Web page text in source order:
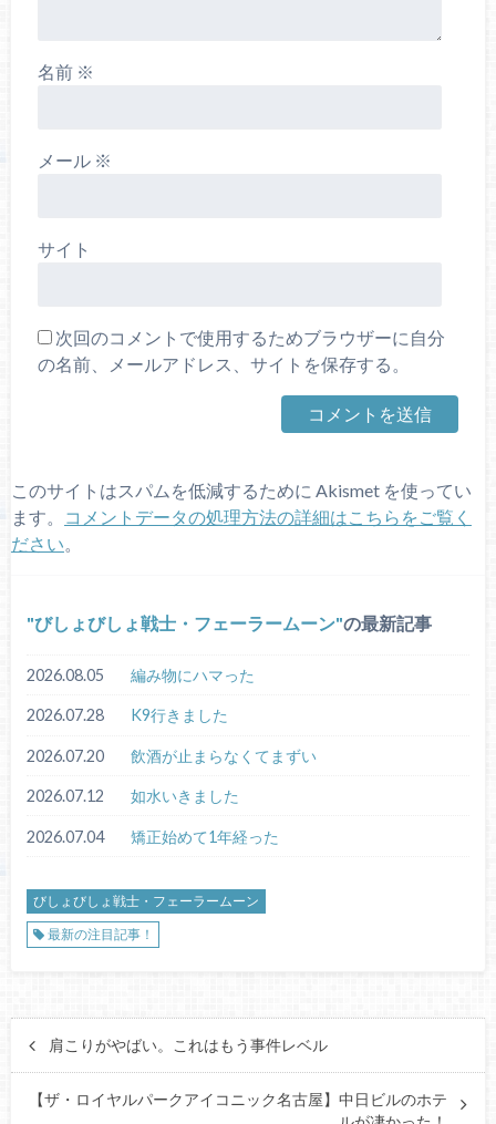
名前 ※
メール ※
サイト
次回のコメントで使用するためブラウザーに自分
の名前、メールアドレス、サイトを保存する。
このサイトはスパムを低減するために Akismet を使ってい
ます。
コメントデータの処理方法の詳細はこちらをご覧く
ださい。
びしょびしょ戦士・フェーラームーン の最新記事
2026.08.05 編み物にハマった
2026.07.28 K9行きました
2026.07.20 飲酒が止まらなくてまずい
2026.07.12 如水いきました
2026.07.04 矯正始めて1年経った
びしょびしょ戦士・フェーラームーン
最新の注目記事！
肩こりがやばい。これはもう事件レベル
【ザ・ロイヤルパークアイコニック名古屋】中日ビルのホテ